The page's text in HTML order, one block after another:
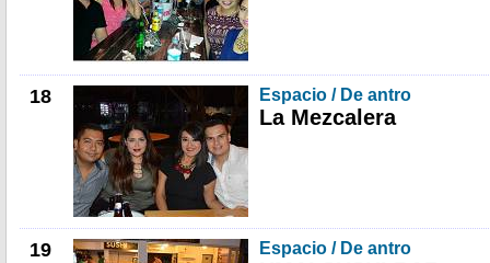
18 Espacio / De antro
La Mezcalera
19 Espacio / De antro